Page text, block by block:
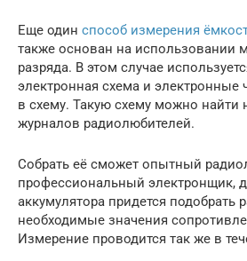
Еще один способ измерения
также основан на использовании
разряда. В этом случае
электронная схема и
в схему. Такую схему можно найти
журналов радиолюбителей.
Собрать её сможет опытный
профессиональный электронщик,
аккумулятора придется подобрать
необходимые значения
Измерение проводится так же в